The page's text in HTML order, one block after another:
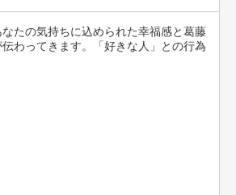
なたの気持ちに込められた幸福感と葛藤
伝わってきます。「好きな人」との行為